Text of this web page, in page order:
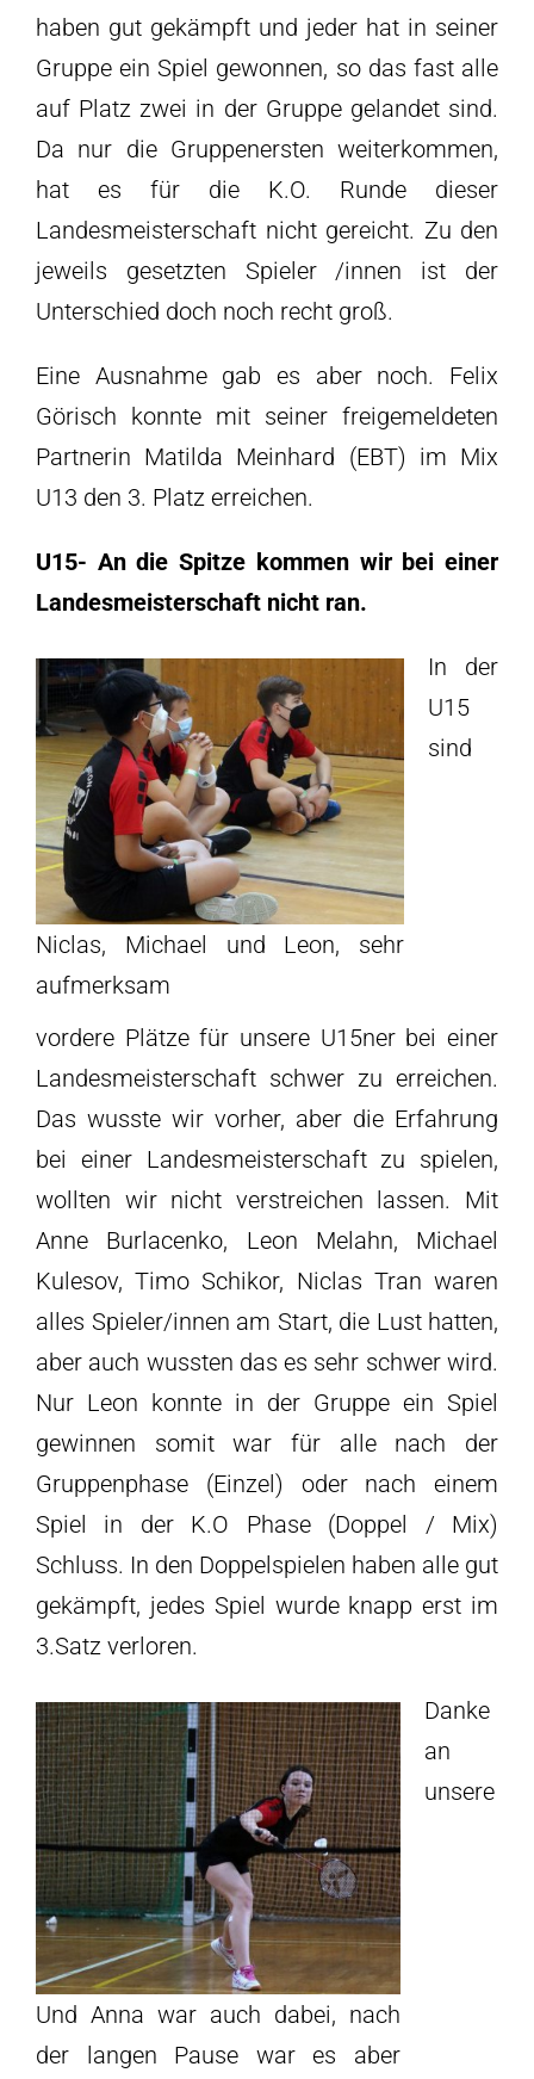
haben gut gekämpft und jeder hat in seiner
Gruppe ein Spiel gewonnen, so das fast alle
auf Platz zwei in der Gruppe gelandet sind.
Da nur die Gruppenersten weiterkommen,
hat es für die K.O. Runde dieser
Landesmeisterschaft nicht gereicht. Zu den
jeweils gesetzten Spieler /innen ist der
Unterschied doch noch recht groß.
Eine Ausnahme gab es aber noch. Felix
Görisch konnte mit seiner freigemeldeten
Partnerin Matilda Meinhard (EBT) im Mix
U13 den 3. Platz erreichen.
U15- An die Spitze kommen wir bei einer
Landesmeisterschaft nicht ran.
Niclas, Michael und Leon, sehr
aufmerksam
In der
U15
sind
vordere Plätze für unsere U15ner bei einer
Landesmeisterschaft schwer zu erreichen.
Das wusste wir vorher, aber die Erfahrung
bei einer Landesmeisterschaft zu spielen,
wollten wir nicht verstreichen lassen. Mit
Anne Burlacenko, Leon Melahn, Michael
Kulesov, Timo Schikor, Niclas Tran waren
alles Spieler/innen am Start, die Lust hatten,
aber auch wussten das es sehr schwer wird.
Nur Leon konnte in der Gruppe ein Spiel
gewinnen somit war für alle nach der
Gruppenphase (Einzel) oder nach einem
Spiel in der K.O Phase (Doppel / Mix)
Schluss. In den Doppelspielen haben alle gut
gekämpft, jedes Spiel wurde knapp erst im
3.Satz verloren.
Und Anna war auch dabei, nach
der langen Pause war es aber
Danke
an
unsere